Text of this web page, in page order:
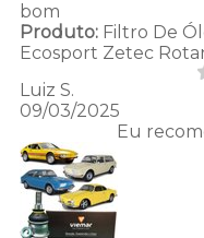
bom
Produto:Filtro De
Ecosport Zetec
Luiz S.
09/03/2025
Eu